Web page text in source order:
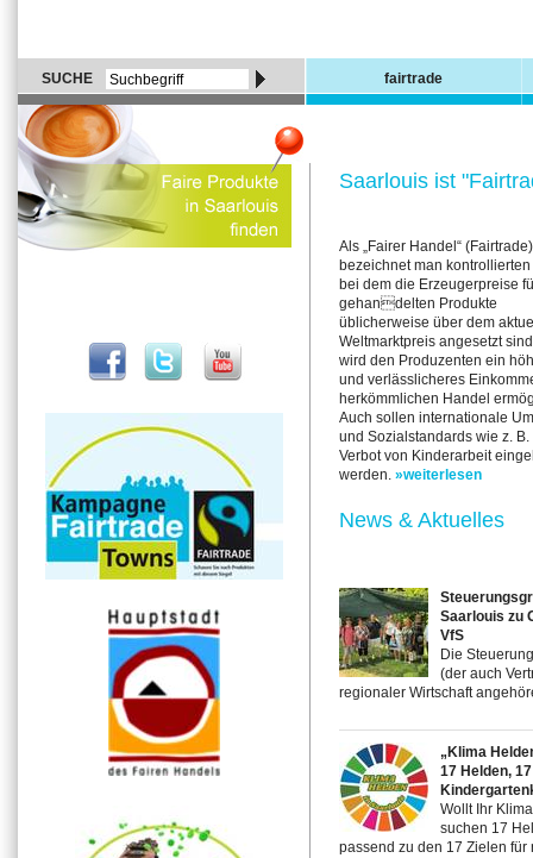
SUCHE fairtrade
Saarlouis ist
Als „Fairer Handel“ (Fairtrade)
bezeichnet man
bei dem die Erzeugerpreise
gehandelten Produkte
üblicherweise über dem
Weltmarktpreis angesetzt
wird den Produzenten ein
und verlässlicheres
herkömmlichen Handel
Auch sollen internationale
und Sozialstandards wie z. B.
Verbot von Kinderarbeit
werden. »weiterlesen
News & Aktuelles
Saarlouis zu
VfS
Die
(der auch
regionaler Wirtschaft
„Klima
17 Helden,
Wollt Ihr
suchen 17
passend zu den 17 Zielen für